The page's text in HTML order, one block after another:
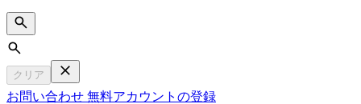
Search
クリア
お問い合わせ 無料アカウントの登録